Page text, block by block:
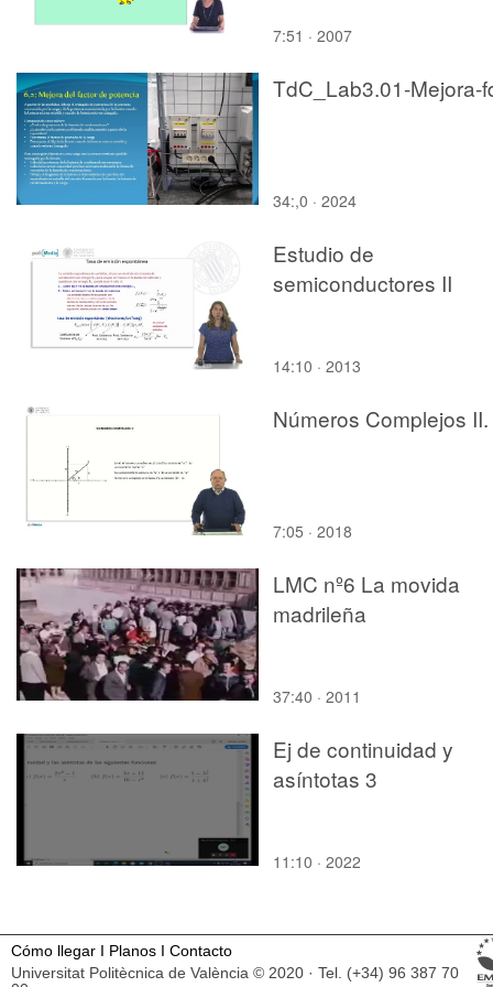
7:51 · 2007
TdC_Lab3.01-Mejora-
34:,0 · 2024
Estudio de
semiconductores II
14:10 · 2013
Números Complejos II.
7:05 · 2018
LMC nº6 La movida
madrileña
37:40 · 2011
Ej de continuidad y
asíntotas 3
11:10 · 2022
Cómo llegar I Planos I Contacto
Universitat Politècnica de València © 2020 · Tel. (+34) 96 387 70